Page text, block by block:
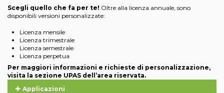
Scegli quello che fa per te! Oltre alla licenza annuale, sono
disponibili versioni personalizzate:
Licenza mensile
Licenza trimestrale
Licenza semestrale
Licenza perpetua
Per maggiori informazioni e richieste di personalizzazione,
visita la sezione UPAS dell’area riservata.
Applicazioni